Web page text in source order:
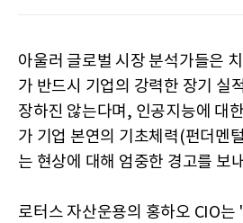
아울러 글로벌 시장 분석가들은
가 반드시 기업의 강력한 장기 실
장하진 않는다며, 인공지능에 대
가 기업 본연의 기초체력(펀더멘
는 현상에 대해 엄중한 경고를 보
로터스 자산운용의 홍하오 CIO는